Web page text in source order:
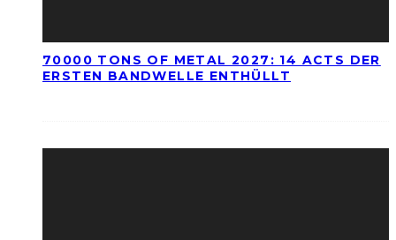
70000 TONS OF METAL 2027: 14 ACTS DER
ERSTEN BANDWELLE ENTHÜLLT